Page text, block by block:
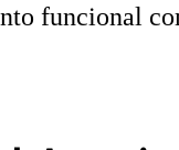
funcional